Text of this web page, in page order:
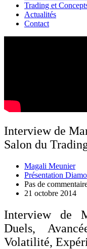
Trading et
Actualités
Contact
Interview de
Salon du
Magali Meunier
Présentation
Pas de
21 octobre 2014
Interview de
Duels,
Volatilité,